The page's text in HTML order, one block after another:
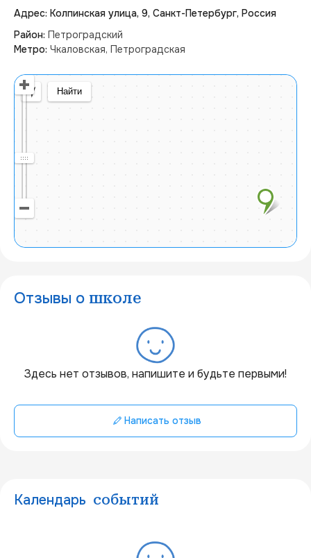
Адрес: Колпинская улица, 9, Санкт-Петербург, Россия
Район: Петроградский
Метро: Чкаловская, Петроградская
Найти
Отзывы о школе
Здесь нет отзывов, напишите и будьте первыми!
Написать отзыв
Календарь событий